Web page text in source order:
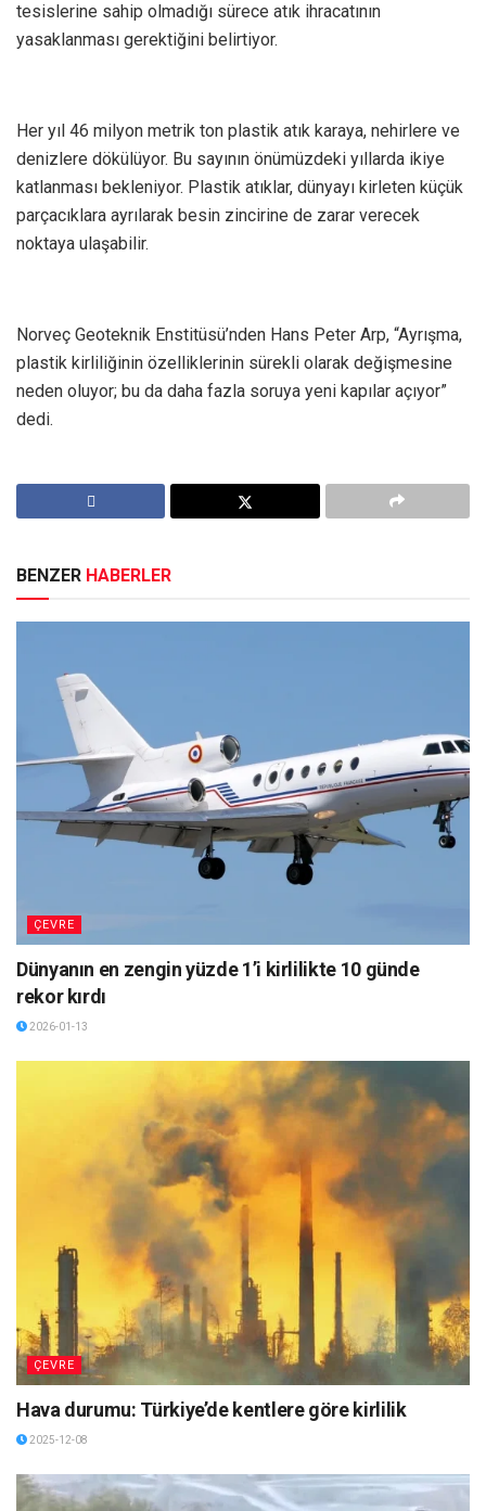
tesislerine sahip olmadığı sürece atık ihracatının
yasaklanması gerektiğini belirtiyor.
Her yıl 46 milyon metrik ton plastik atık karaya, nehirlere ve
denizlere dökülüyor. Bu sayının önümüzdeki yıllarda ikiye
katlanması bekleniyor. Plastik atıklar, dünyayı kirleten küçük
parçacıklara ayrılarak besin zincirine de zarar verecek
noktaya ulaşabilir.
Norveç Geoteknik Enstitüsü’nden Hans Peter Arp, “Ayrışma,
plastik kirliliğinin özelliklerinin sürekli olarak değişmesine
neden oluyor; bu da daha fazla soruya yeni kapılar açıyor”
dedi.
BENZER HABERLER
ÇEVRE
Dünyanın en zengin yüzde 1’i kirlilikte 10 günde
rekor kırdı
2026-01-13
ÇEVRE
Hava durumu: Türkiye’de kentlere göre kirlilik
2025-12-08